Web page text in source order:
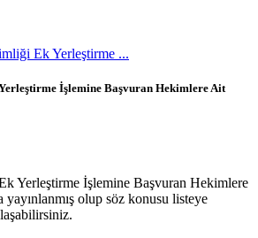
Ek Yerleştirme ...
İşlemine Başvuran Hekimlere Ait
Yerleştirme İşlemine Başvuran Hekimlere
yayınlanmış olup söz konusu listeye